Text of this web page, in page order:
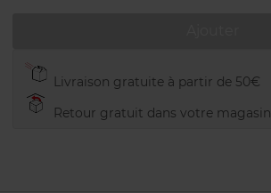
Livraison gratuite à partir de 50€
Retour gratuit dans votre magasin